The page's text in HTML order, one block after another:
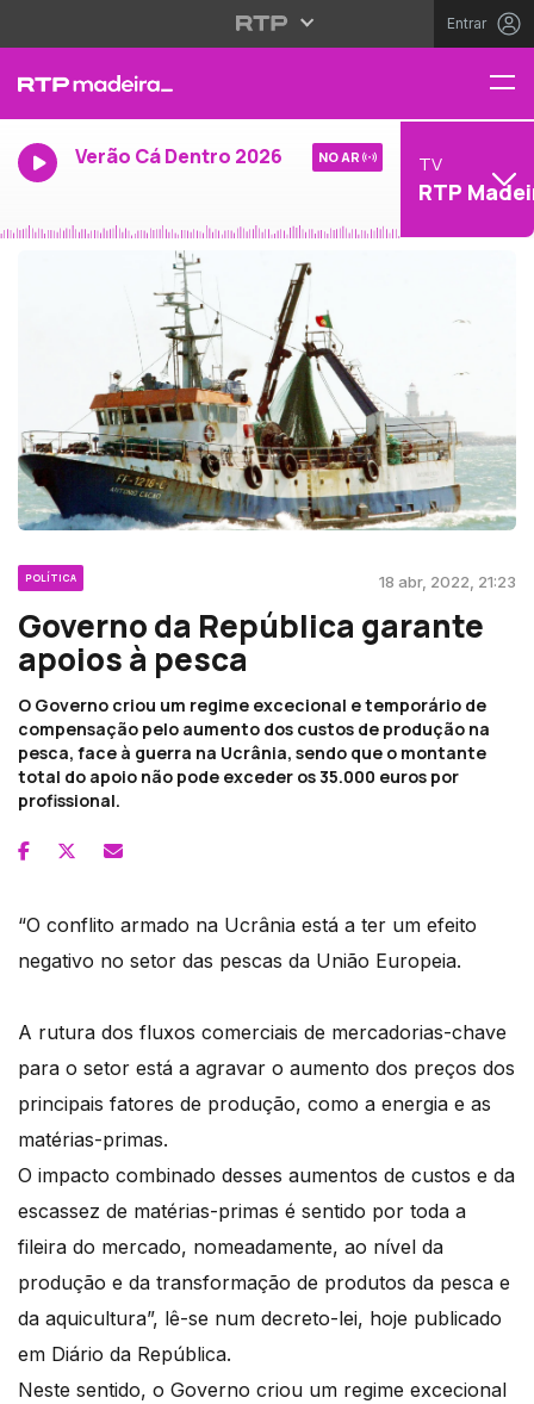
Entrar
Verão Cá Dentro 2026 NO AR TV
RTP
POLÍTICA 18 abr, 2022, 21:23
Governo da República garante
apoios à pesca
O Governo criou um regime excecional e temporário de
compensação pelo aumento dos custos de produção na
pesca, face à guerra na Ucrânia, sendo que o montante
total do apoio não pode exceder os 35.000 euros por
profissional.
“O conflito armado na Ucrânia está a ter um efeito
negativo no setor das pescas da União Europeia.
A rutura dos fluxos comerciais de mercadorias-chave
para o setor está a agravar o aumento dos preços dos
principais fatores de produção, como a energia e as
matérias-primas.
O impacto combinado desses aumentos de custos e da
escassez de matérias-primas é sentido por toda a
fileira do mercado, nomeadamente, ao nível da
produção e da transformação de produtos da pesca e
da aquicultura”, lê-se num decreto-lei, hoje publicado
em Diário da República.
Neste sentido, o Governo criou um regime excecional